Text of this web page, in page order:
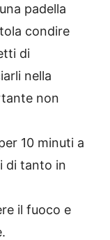
padella
condire
di
nella
non
10 minuti a
di tanto in
il fuoco e